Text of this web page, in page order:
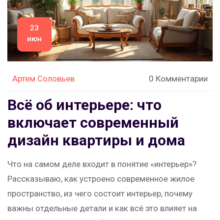
23
июн
Артем Соловьев 0 Комментарии
Всё об интерьере: что
включает современный
дизайн квартиры и дома
Что на самом деле входит в понятие «интерьер»?
Рассказываю, как устроено современное жилое
пространство, из чего состоит интерьер, почему
важны отдельные детали и как всё это влияет на